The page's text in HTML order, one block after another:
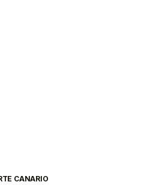
CANARIO